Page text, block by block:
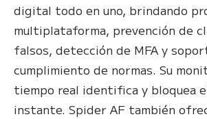
digital todo en uno, brindando
multiplataforma, prevención de
falsos, detección de MFA y
cumplimiento de normas. Su
tiempo real identifica y bloquea
instante. Spider AF también